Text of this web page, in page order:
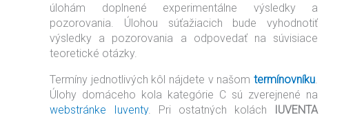
úlohám doplnené experimentálne výsledky a
pozorovania. Úlohou súťažiacich bude vyhodnotiť
výsledky a pozorovania a odpovedať na súvisiace
teoretické otázky.
Termíny jednotlivých kôl nájdete v našomtermínovníku.
Úlohy domáceho kola kategórie C sú zverejnené na
webstránke Iuventy. Pri ostatných kolách IUVENTA